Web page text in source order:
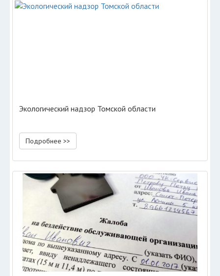
Экологический надзор Томской области
Подробнее >>